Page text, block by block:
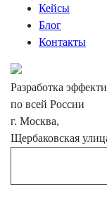
Кейсы
Блог
Контакты
Разработка
по всей России
г. Москва,
Щербаковская